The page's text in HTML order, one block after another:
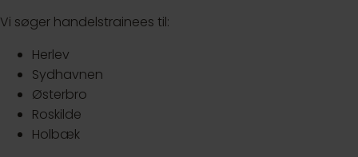
Vi søger handelstrainees til:
Herlev
Sydhavnen
Østerbro
Roskilde
Holbæk